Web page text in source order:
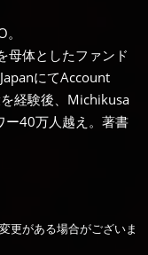
母体としたファンド
にてAccount
経験後、Michikusa
ー40万人越え。著書
更がある場合がございま